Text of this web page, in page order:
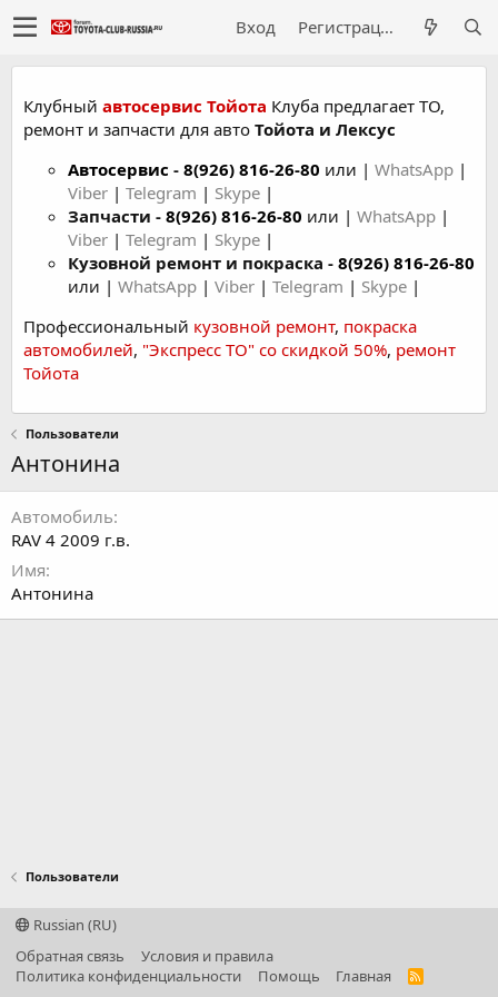
Вход Регистрация
Клубный автосервис Тойота Клуба предлагает ТО,
ремонт и запчасти для авто Тойота и Лексус
Автосервис - 8(926) 816-26-80 или | WhatsApp |
Viber | Telegram | Skype |
Запчасти - 8(926) 816-26-80 или | WhatsApp |
Viber | Telegram | Skype |
Кузовной ремонт и покраска - 8(926) 816-26-80
или | WhatsApp | Viber | Telegram | Skype |
Профессиональный кузовной ремонт, покраска
автомобилей, "Экспресс ТО" со скидкой 50%, ремонт
Тойота
Пользователи
Антонина
Автомобиль
RAV 4 2009 г.в.
Имя
Антонина
Пользователи
Russian (RU)
Обратная связь
Условия и правила
Политика конфиденциальности
Помощь Главная
R